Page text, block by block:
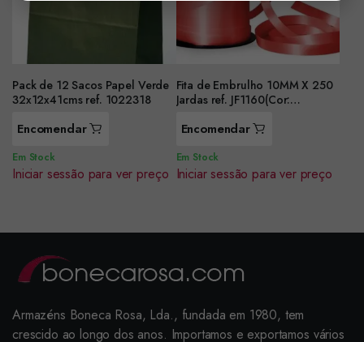
Pack de 12 Sacos Papel Verde
32x12x41cms ref. 1022318
Encomendar
Em Stock
Iniciar sessão para ver preço
Fita de Embrulho 10MM X 250
Jardas ref. JF1160(Cor:
Encomendar
Em Stock
Iniciar sessão para ver preço
Armazéns Boneca Rosa, Lda., fundada em 1980, tem
crescido ao longo dos anos. Importamos e exportamos vários